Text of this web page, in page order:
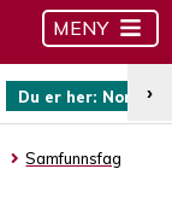
MENY
Du er her:
›
Samfunnsfag